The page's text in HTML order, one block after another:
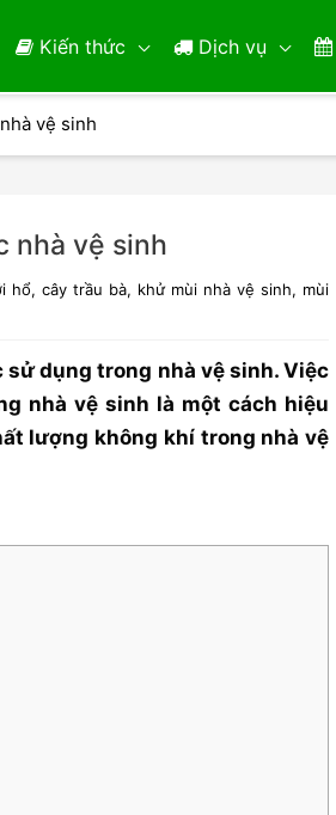
Kiến thức Dịch vụ
vệ sinh
nhà vệ sinh
hổ, cây trầu bà, khử mùi nhà vệ sinh, mùi
dụng trong nhà vệ sinh. Việc
nhà vệ sinh là một cách hiệu
lượng không khí trong nhà vệ